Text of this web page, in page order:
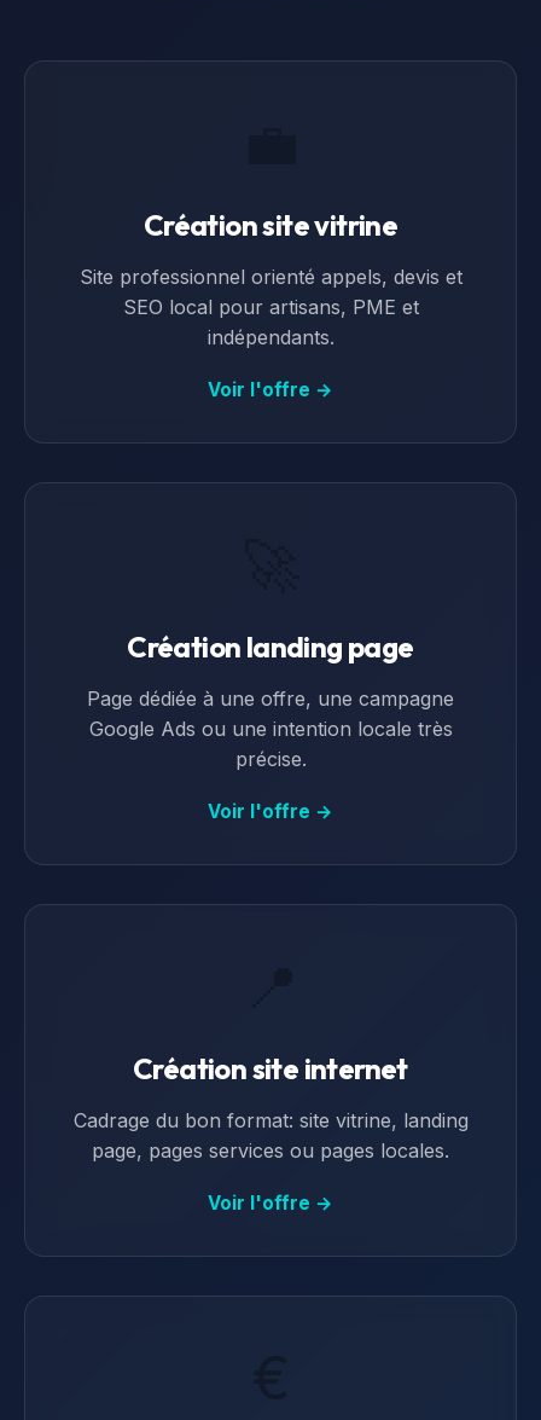
Création site vitrine
Site professionnel orienté appels, devis et
SEO local pour artisans, PME et
indépendants.
Voir l'offre →
Création landing page
Page dédiée à une offre, une campagne
Google Ads ou une intention locale très
précise.
Voir l'offre →
Création site internet
Cadrage du bon format: site vitrine, landing
page, pages services ou pages locales.
Voir l'offre →